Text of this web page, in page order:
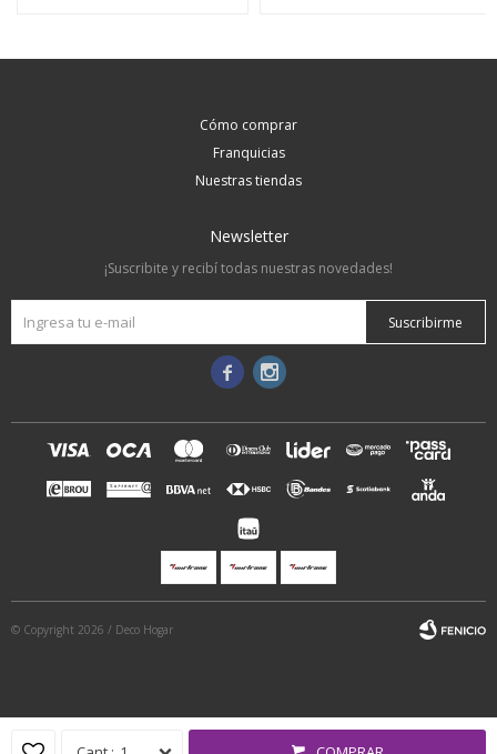
Cómo comprar
Franquicias
Nuestras tiendas
Newsletter
¡Suscribite y recibí todas nuestras novedades!
Suscribirme
 
© Copyright 2026 / Deco Hogar